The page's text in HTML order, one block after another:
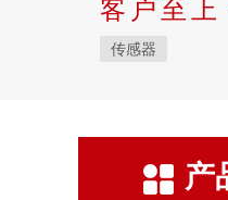
客户至
传感器
产